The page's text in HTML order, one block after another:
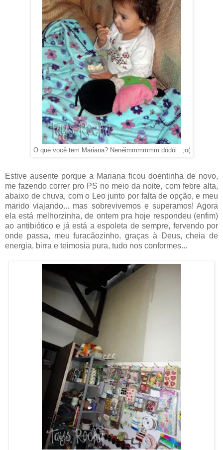
O que você tem Mariana? Nenéimmmmmm dódói ;o(
Estive ausente porque a Mariana ficou doentinha de novo,
me fazendo correr pro PS no meio da noite, com febre alta,
abaixo de chuva, com o Leo junto por falta de opção, e meu
marido viajando... mas sobrevivemos e superamos! Agora
ela está melhorzinha, de ontem pra hoje respondeu (enfim)
ao antibiótico e já está a espoleta de sempre, fervendo por
onde passa, meu furacãozinho, graças à Deus, cheia de
energia, birra e teimosia pura, tudo nos conformes...